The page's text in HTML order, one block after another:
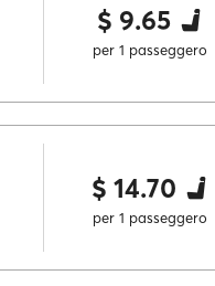
$ 9.65
per 1 passeggero
$ 14.70
per 1 passeggero